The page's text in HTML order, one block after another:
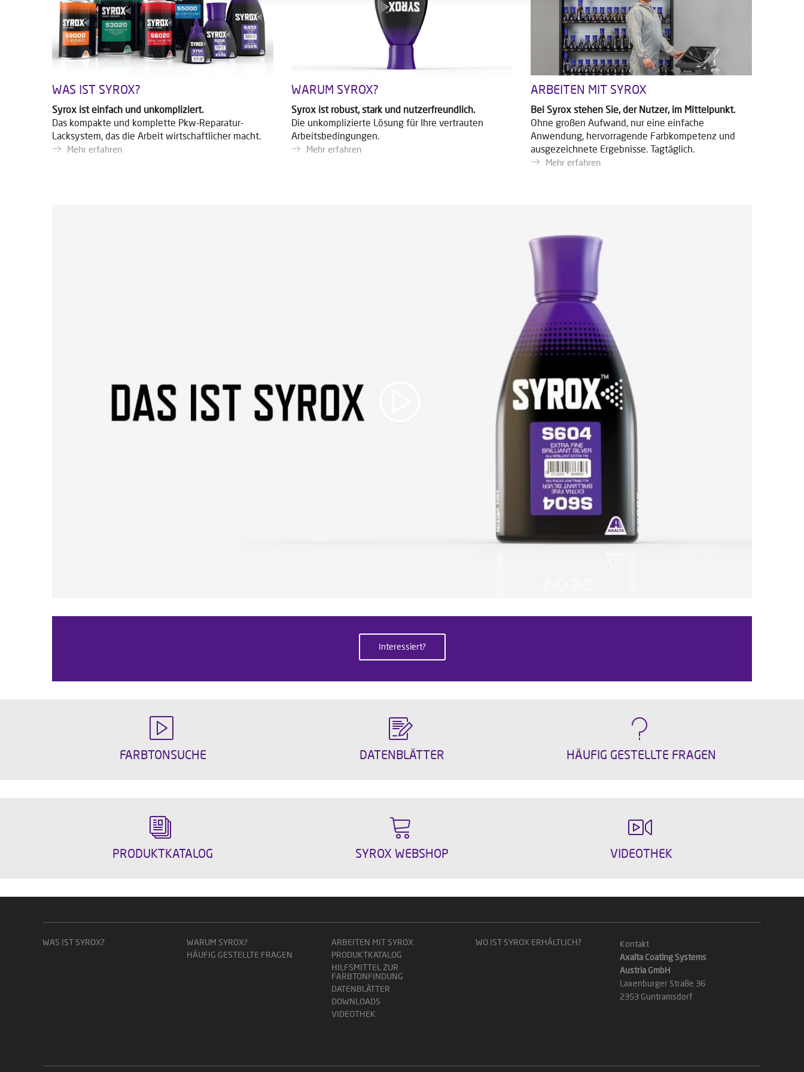
WAS IST SYROX?
Syrox ist einfach und unkompliziert.
Das kompakte und komplette Pkw-Reparatur-
Lacksystem, das die Arbeit wirtschaftlicher macht.
Mehr erfahren
WARUM SYROX?
Syrox ist robust, stark und nutzerfreundlich.
Die unkomplizierte Lösung für Ihre vertrauten
Arbeitsbedingungen.
Mehr erfahren
ARBEITEN MIT SYROX
Bei Syrox stehen Sie, der Nutzer, im Mittelpunkt.
Ohne großen Aufwand, nur eine einfache
Anwendung, hervorragende Farbkompetenz und
ausgezeichnete Ergebnisse. Tagtäglich.
Mehr erfahren
Interessiert?
FARBTONSUCHE DATENBLÄTTER HÄUFIG GESTELLTE FRAGEN
PRODUKTKATALOG SYROX WEBSHOP VIDEOTHEK
WAS IST SYROX?
WARUM SYROX?
HÄUFIG GESTELLTE FRAGEN
ARBEITEN MIT SYROX
PRODUKTKATALOG
HILFSMITTEL ZUR
FARBTONFINDUNG
DATENBLÄTTER
DOWNLOADS
VIDEOTHEK
WO IST SYROX ERHÄLTLICH?
Kontakt
Axalta Coating Systems
Austria GmbH
Laxenburger Straße 36
2353 Guntramsdorf